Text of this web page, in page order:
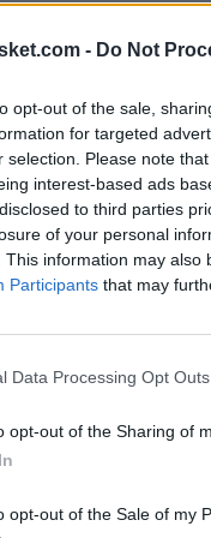
- Do Not
opt-out of the sale,
for targeted
selection. Please note
interest-based ads
to third parties
of your personal
This information may
Participants that may
Data Processing Opt Outs
opt-out of the Sharing of
opt-out of the Sale of my
extremos de la
creatividad
y su lectura
absolutamente
los tiempos,
verdadera
respecto a los
defensivas.
en cambio,